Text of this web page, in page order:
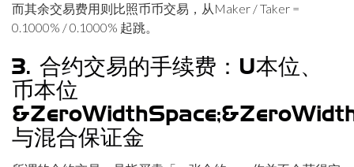
而其余交易费用则比照币币交易，从Maker / Taker =
0.1000% / 0.1000% 起跳。
3. 合约交易的手续费：U本位、
币本位
与混合保证金